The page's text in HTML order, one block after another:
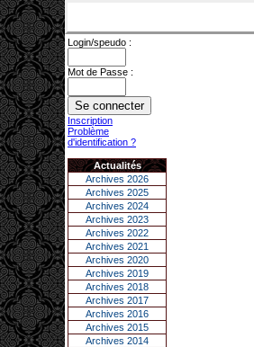
Login/speudo :
Mot de Passe :
Inscription
Problème
d'identification ?
Actualités
Archives 2026
Archives 2025
Archives 2024
Archives 2023
Archives 2022
Archives 2021
Archives 2020
Archives 2019
Archives 2018
Archives 2017
Archives 2016
Archives 2015
Archives 2014